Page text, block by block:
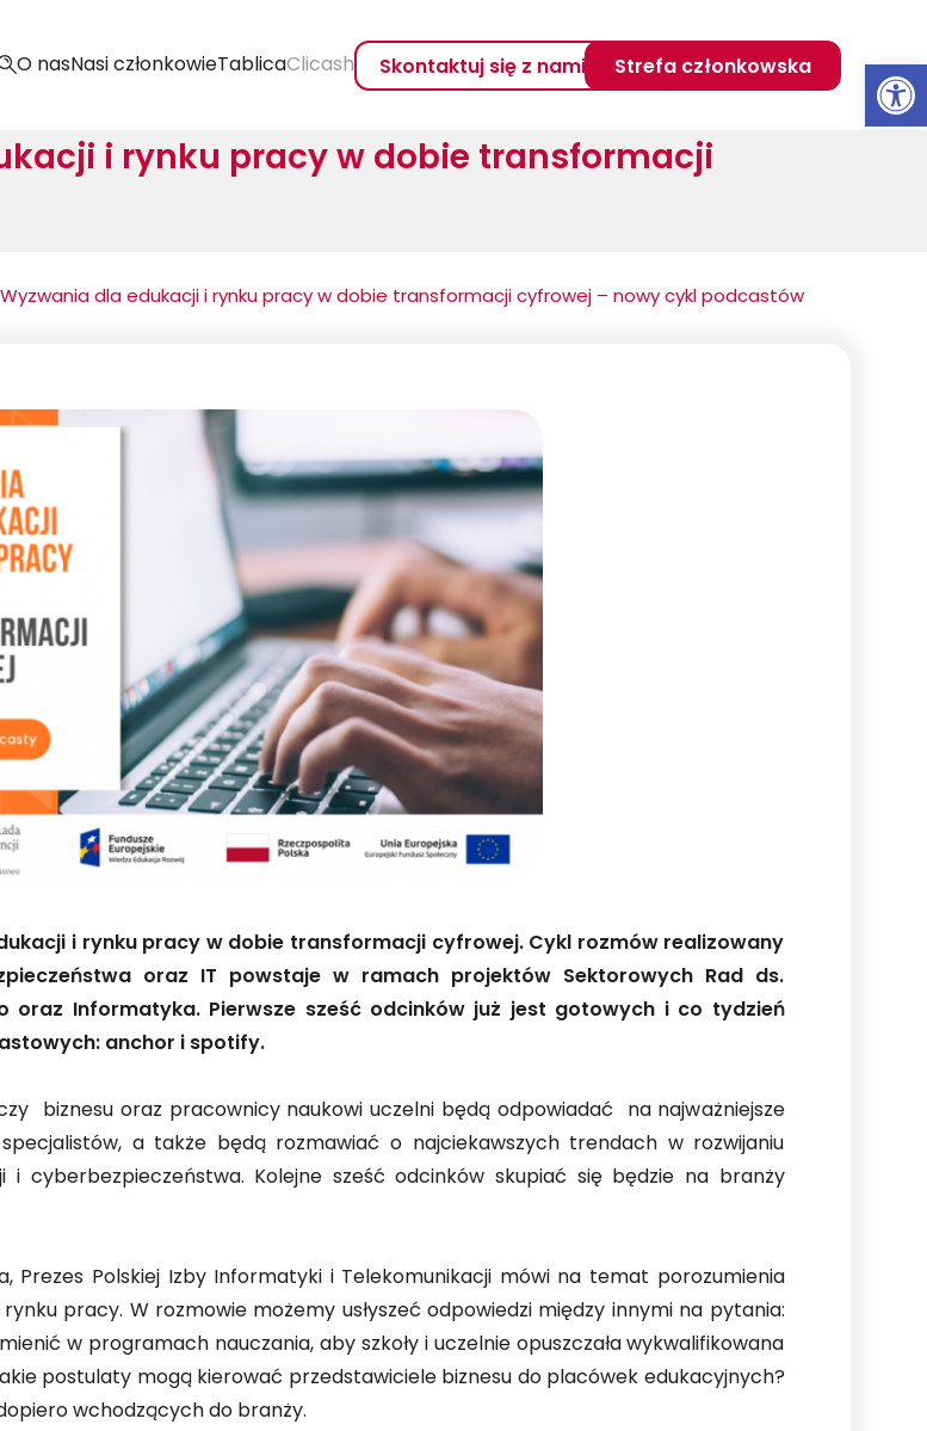
O nasNasi członkowieTablicaClicash Skontaktuj się z nami Strefa członkowska
i rynku pracy w dobie transformacji
dla edukacji i rynku pracy w dobie transformacji cyfrowej – nowy cykl podcastów
i rynku pracy w dobie transformacji cyfrowej. Cykl rozmów realizowany
oraz IT powstaje w ramach projektów Sektorowych Rad ds.
oraz Informatyka. Pierwsze sześć odcinków już jest gotowych i co tydzień
anchor i spotify.
biznesu oraz pracownicy naukowi uczelni będą odpowiadać na najważniejsze
a także będą rozmawiać o najciekawszych trendach w rozwijaniu
cyberbezpieczeństwa. Kolejne sześć odcinków skupiać się będzie na branży
Prezes Polskiej Izby Informatyki i Telekomunikacji mówi na temat porozumienia
pracy. W rozmowie możemy usłyszeć odpowiedzi między innymi na pytania:
w programach nauczania, aby szkoły i uczelnie opuszczała wykwalifikowana
postulaty mogą kierować przedstawiciele biznesu do placówek edukacyjnych?
wchodzących do branży.